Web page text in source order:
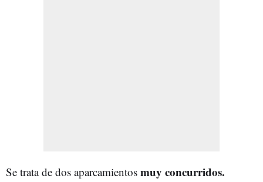
Se trata de dos aparcamientos muy concurridos.